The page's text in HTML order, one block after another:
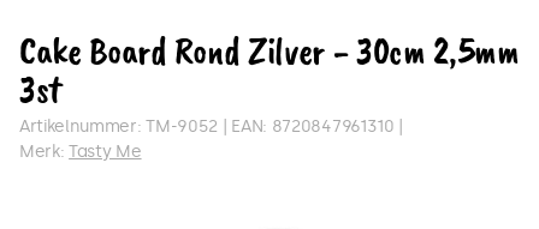
Cake Board Rond Zilver - 30cm 2,5mm
3st
Artikelnummer:TM-9052 EAN: 8720847961310
Merk:Tasty Me